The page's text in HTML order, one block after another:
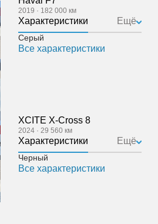
2019 · 182 000 км
Характеристики Ещё
Серый
Все характеристики
XCITE X-Cross 8
2024 · 29 560 км
Характеристики Ещё
Черный
Все характеристики